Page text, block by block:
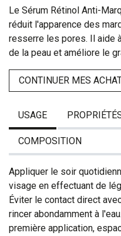
Le Sérum Rétinol Anti-
réduit l'apparence des
resserre les pores. Il aide
de la peau et améliore le
CONTINUER MES
USAGE
COMPOSITION
Appliquer le soir
visage en effectuant de
Éviter le contact direct
rincer abondamment à
première application,